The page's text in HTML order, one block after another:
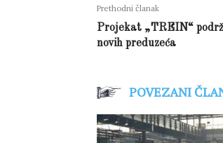
Prethodni članak
Projekat „TREIN“
novih preduzeća
POVEZANI